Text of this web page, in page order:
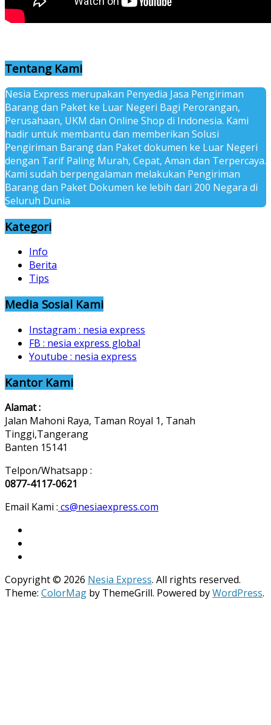
Tentang Kami
Nesia Express merupakan Penyedia Jasa Pengiriman
Barang dan Paket ke Luar Negeri Bagi Perorangan,
Perusahaan, UKM dan Online Shop di Indonesia. Kami
hadir untuk membantu dan memberikan Solusi
Pengiriman Barang dan Paket dokumen ke Luar Negeri
dengan Tarif Paling Murah, Cepat, Aman dan Terpercaya.
Kami sudah berpengalaman melakukan Pengiriman
Barang dan Paket Dokumen ke lebih dari 200 Negara di
Seluruh Dunia
Kategori
Info
Berita
Tips
Media Sosial Kami
Instagram : nesia express
FB : nesia express global
Youtube : nesia express
Kantor Kami
Alamat :
Jalan Mahoni Raya, Taman Royal 1, Tanah
Tinggi,Tangerang
Banten 15141
Telpon/Whatsapp :
0877-4117-0621
Email Kami : cs@nesiaexpress.com
Copyright © 2026 Nesia Express. All rights reserved.
Theme: ColorMag by ThemeGrill. Powered byWordPress.